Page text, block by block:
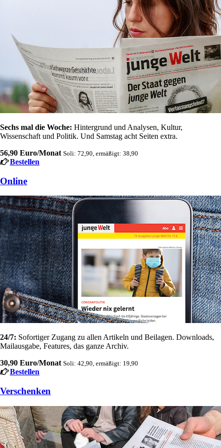
Sechs mal die Woche: Hintergrund und Analysen, Kultur,
Wissenschaft und Politik. Und Samstag acht Seiten extra.
56,90 Euro/Monat Soli: 72,90, ermäßigt: 38,90
Bestellen
Online
24/7: Sofortiger Zugang zu allen Artikeln und Beilagen. Downloads,
Mailausgabe, Features, das ganze Archiv.
30,90 Euro/Monat Soli: 42,90, ermäßigt: 19,90
Bestellen
Verschenken